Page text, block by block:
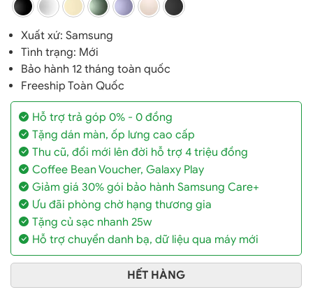
Xuất xứ: Samsung
Tình trạng: Mới
Bảo hành 12 tháng toàn quốc
Freeship Toàn Quốc
Hỗ trợ trả góp 0% - 0 đồng
Tặng dán màn, ốp lưng cao cấp
Thu cũ, đổi mới lên đời hỗ trợ 4 triệu đồng
Coffee Bean Voucher, Galaxy Play
Giảm giá 30% gói bảo hành Samsung Care+
Ưu đãi phòng chờ hạng thương gia
Tặng củ sạc nhanh 25w
Hỗ trợ chuyển danh bạ, dữ liệu qua máy mới
HẾT HÀNG